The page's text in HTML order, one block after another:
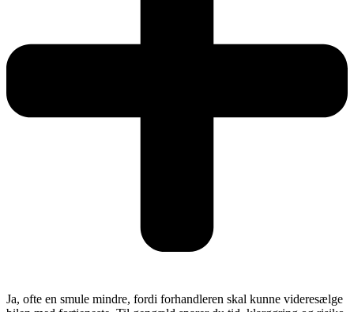
Ja, ofte en smule mindre, fordi forhandleren skal kunne videresælge